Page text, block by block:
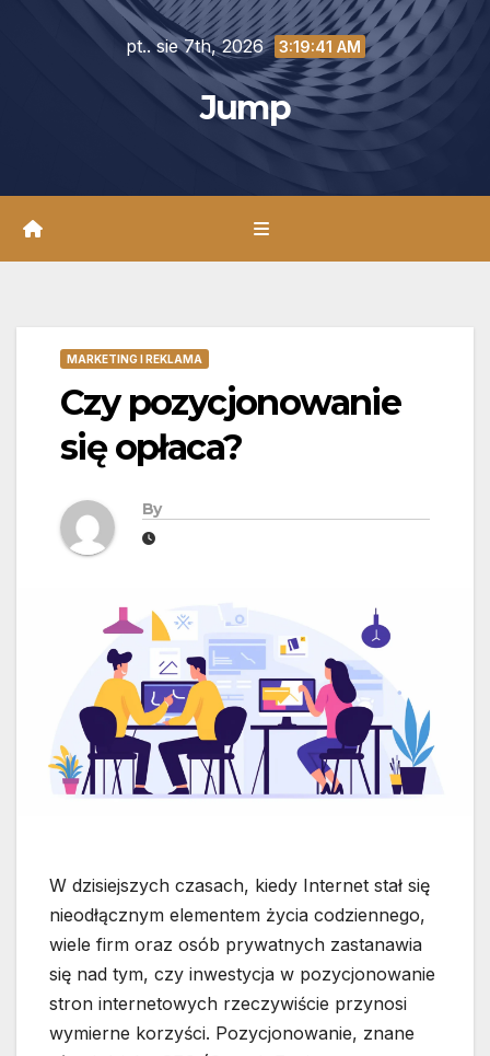
pt.. sie 7th, 2026 3:19:42 AM
Jump
MARKETING I REKLAMA
Czy pozycjonowanie
się opłaca?
By
W dzisiejszych czasach, kiedy Internet stał się
nieodłącznym elementem życia codziennego,
wiele firm oraz osób prywatnych zastanawia
się nad tym, czy inwestycja w pozycjonowanie
stron internetowych rzeczywiście przynosi
wymierne korzyści. Pozycjonowanie, znane